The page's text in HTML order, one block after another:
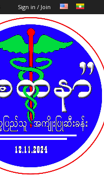
Sign in / Join